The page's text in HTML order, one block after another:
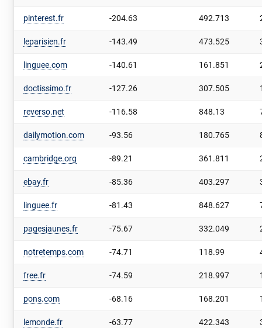
pinterest.fr -204.63 492.713
leparisien.fr -143.49 473.525
linguee.com -140.61 161.851
doctissimo.fr -127.26 307.505
reverso.net -116.58 848.13
dailymotion.com -93.56 180.765
cambridge.org -89.21 361.811
ebay.fr -85.36 403.297
linguee.fr -81.43 848.627
pagesjaunes.fr -75.67 332.049
notretemps.com -74.71 118.99
free.fr -74.59 218.997
pons.com -68.16 168.201
lemonde.fr -63.77 422.343